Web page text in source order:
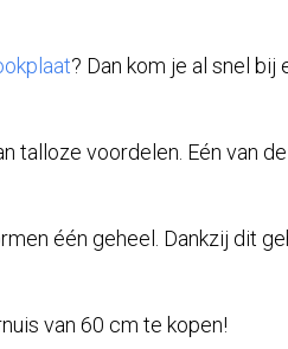
? Dan kom je al snel bij
talloze voordelen. Eén van
één geheel. Dankzij dit
van 60 cm te kopen!